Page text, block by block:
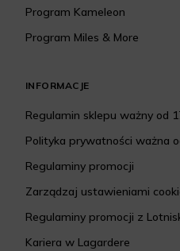
Program Kameleon
Program Miles & More
INFORMACJE
Regulamin sklepu ważny od
Polityka prywatności ważna
Regulaminy promocji
Zarządzaj ustawieniami
Regulaminy promocji z
Kariera w Lagardere